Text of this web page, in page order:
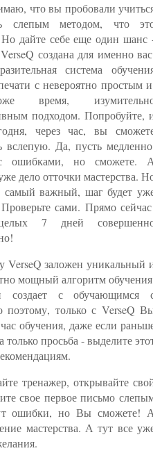
что вы пробовали
слепым методом, что
дайте себе еще один шанс
создана для именно
система
с невероятно простым
время,
подходом. Попробуйте,
через час, вы
вслепую. Да, пусть
ошибками, но сможете. А
дело отточки мастерства.
самый важный, шаг будет
сами. Прямо
7 дней
VerseQ заложен уникальный
мощный алгоритм
создает с обучающимся
только с VerseQ
обучения, даже если
просьба - выделите
тренажер, открывайте
свое первое письмо
ошибки, но Вы сможете! А
мастерства. А тут все